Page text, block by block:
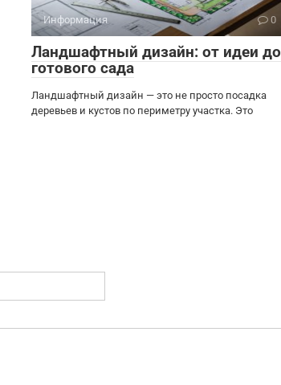
Информация 0
Ландшафтный дизайн: от идеи до
готового сада
Ландшафтный дизайн — это не просто посадка
деревьев и кустов по периметру участка. Это